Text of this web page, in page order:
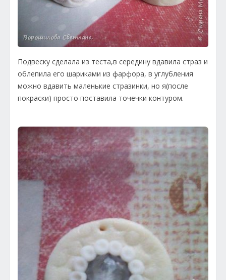
Подвеску сделала из теста,в середину вдавила страз и
облепила его шариками из фарфора, в углубления
можно вдавить маленькие стразинки, но я(после
покраски) просто поставила точечки контуром.